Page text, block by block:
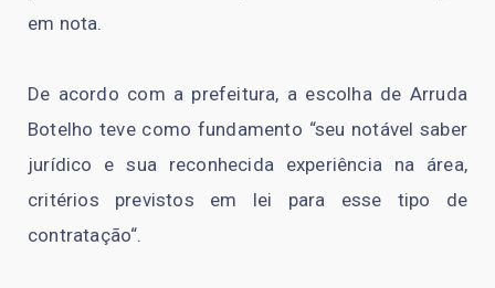
em nota.
De acordo com a prefeitura, a escolha de Arruda
Botelho teve como fundamento “seu notável saber
jurídico e sua reconhecida experiência na área,
critérios previstos em lei para esse tipo de
contratação“.